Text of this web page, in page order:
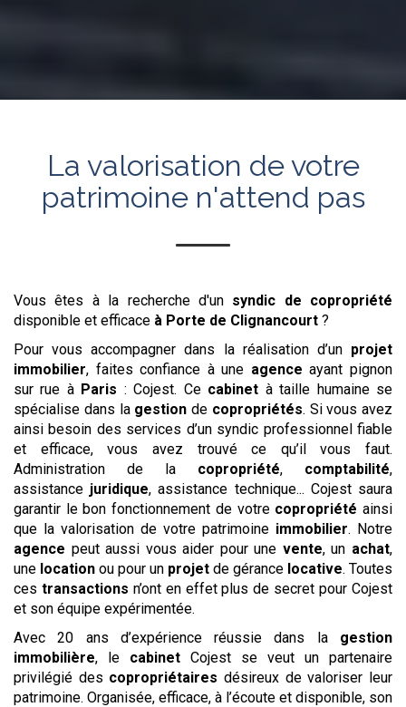
La valorisation de votre
patrimoine n'attend pas
Vous êtes à la recherche d'un syndic de copropriété
disponible et efficace à Porte de Clignancourt ?
Pour vous accompagner dans la réalisation d’un projet
immobilier, faites confiance à une agence ayant pignon
sur rue à Paris : Cojest. Ce cabinet à taille humaine se
spécialise dans la gestion de copropriétés. Si vous avez
ainsi besoin des services d’un syndic professionnel fiable
et efficace, vous avez trouvé ce qu’il vous faut.
Administration de la copropriété, comptabilité,
assistance juridique, assistance technique... Cojest saura
garantir le bon fonctionnement de votre copropriété ainsi
que la valorisation de votre patrimoine immobilier. Notre
agence peut aussi vous aider pour une vente, un achat,
une location ou pour un projet de gérance locative. Toutes
ces transactions n’ont en effet plus de secret pour Cojest
et son équipe expérimentée.
Avec 20 ans d’expérience réussie dans la gestion
immobilière, le cabinet Cojest se veut un partenaire
privilégié des copropriétaires désireux de valoriser leur
patrimoine. Organisée, efficace, à l’écoute et disponible, son